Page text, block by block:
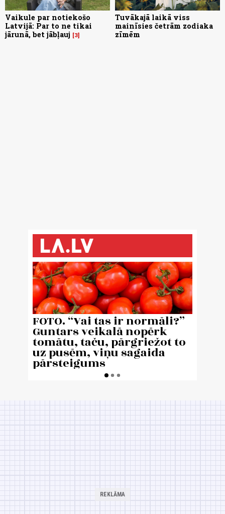
Vaikule par notiekošo
Latvijā: Par to ne tikai
jārunā, bet jābļauj
3
Tuvākajā laikā viss
mainīsies četrām zodiaka
zīmēm